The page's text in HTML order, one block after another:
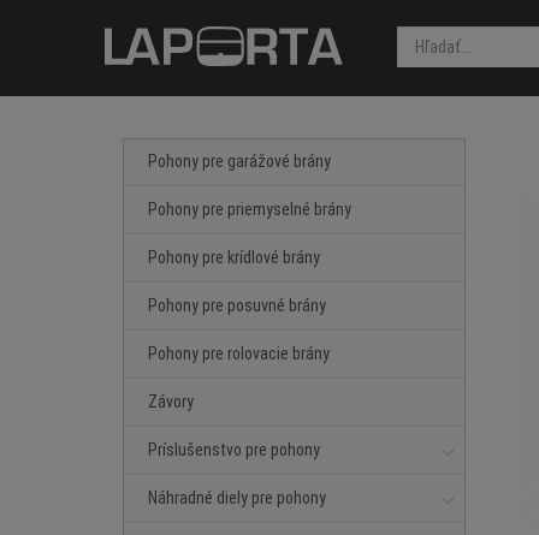
Pohony pre garážové brány
Pohony pre priemyselné brány
Pohony pre krídlové brány
Pohony pre posuvné brány
Pohony pre rolovacie brány
Závory
Príslušenstvo pre pohony
Náhradné diely pre pohony